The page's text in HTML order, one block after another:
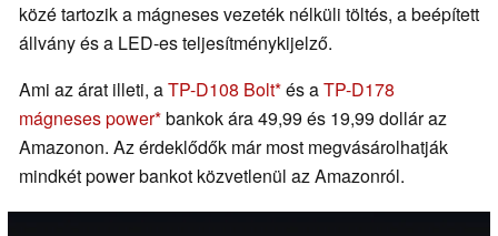
közé tartozik a mágneses vezeték nélküli töltés, a beépített
állvány és a LED-es teljesítménykijelző.
Ami az árat illeti, aTP-D108 Bolt és aTP-D178
mágneses power bankok ára 49,99 és 19,99 dollár az
Amazonon. Az érdeklődők már most megvásárolhatják
mindkét power bankot közvetlenül az Amazonról.